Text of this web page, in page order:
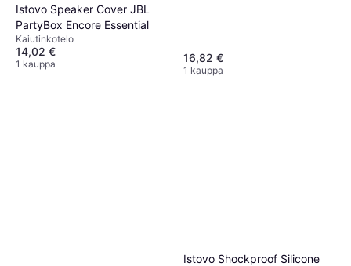
Istovo Speaker Cover JBL
PartyBox Encore Essential
Kaiutinkotelo
14,02 €
1 kauppa 16,82 €
1 kauppa
Istovo Shockproof Silicone